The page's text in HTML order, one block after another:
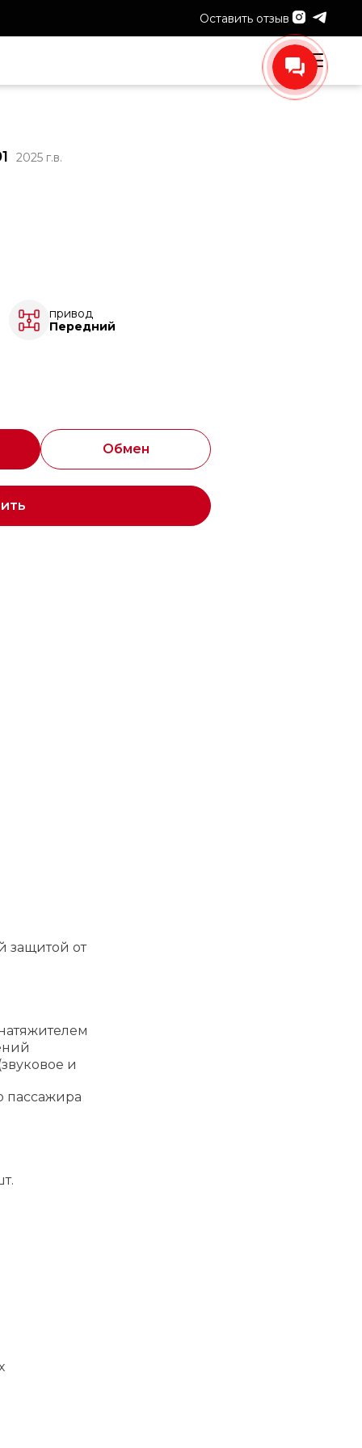
Оставить отзыв
2025 г.в.
привод
Передний
Обмен
защитой от
и
пассажира